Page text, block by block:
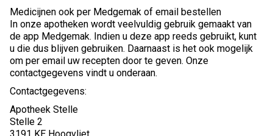
Medicijnen ook per Medgemak of email bestellen
In onze apotheken wordt veelvuldig gebruik gemaakt van
de app Medgemak. Indien u deze app reeds gebruikt, kunt
u die dus blijven gebruiken. Daarnaast is het ook mogelijk
om per email uw recepten door te geven. Onze
contactgegevens vindt u onderaan.
Contactgegevens:
Apotheek Stelle
Stelle 2